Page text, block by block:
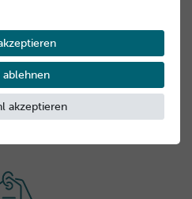
PPG-5-Laureth-5, Sodium
00, 83520 Roquebrune sur
ablehnen
akzeptieren